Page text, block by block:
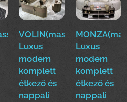
VOLIN(mass)
Luxus
modern
komplett
étkező és
nappali
Luxus
modern
komplett
étkező és
nappali